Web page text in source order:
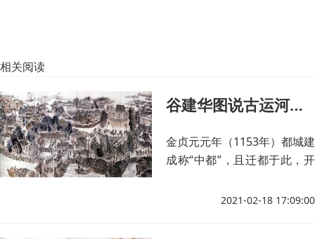
相关阅读
谷建华图说古运河之“通州趣事”（下）
金贞元元年（1153年）都城建
成称“中都”，且迁都于此，开
代谚语“先有通州后有北京”的
2021-02-18 17:09:00